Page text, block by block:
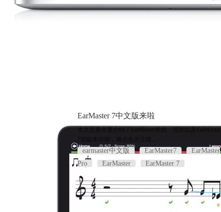
EarMaster 7中文版来啦
本文主要主要介绍了EarMaster来由、现状以及EarMaster
earmaster中文版 EarMaster7
EarMaster
Pro
EarMaster EarMaster 7